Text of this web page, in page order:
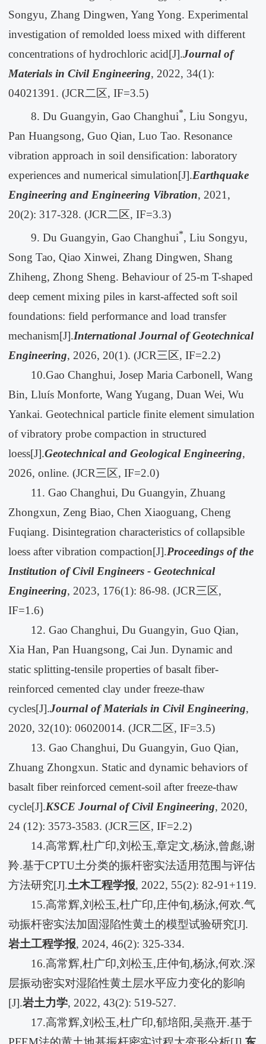
Songyu, Zhang Dingwen, Yang Yong. Experimental
investigation of remolded loess mixed with different
concentrations of hydrochloric acid[J].Journal of
Materials in Civil Engineering, 2022, 34(1):
04021391. (JCR二区, IF=3.5)
8. Du Guangyin, Gao Changhui*, Liu Songyu,
Pan Huangsong, Guo Qian, Luo Tao. Resonance
vibration approach in soil densification: laboratory
experiences and numerical simulation[J].Earthquake
Engineering and Engineering Vibration, 2021,
20(2): 317-328. (JCR二区, IF=3.3)
9. Du Guangyin, Gao Changhui*, Liu Songyu,
Song Tao, Qiao Xinwei, Zhang Dingwen, Shang
Zhiheng, Zhong Sheng. Behaviour of 25-m T-shaped
deep cement mixing piles in karst-affected soft soil
foundations: field performance and load transfer
mechanism[J].International Journal of Geotechnical
Engineering, 2026, 20(1). (JCR三区, IF=2.2)
10.Gao Changhui, Josep Maria Carbonell, Wang
Bin, Lluís Monforte, Wang Yugang, Duan Wei, Wu
Yankai. Geotechnical particle finite element simulation
of vibratory probe compaction in structured
loess[J].Geotechnical and Geological Engineering,
2026, online. (JCR三区, IF=2.0)
11. Gao Changhui, Du Guangyin, Zhuang
Zhongxun, Zeng Biao, Chen Xiaoguang, Cheng
Fuqiang. Disintegration characteristics of collapsible
loess after vibration compaction[J].Proceedings of the
Institution of Civil Engineers - Geotechnical
Engineering, 2023, 176(1): 86-98. (JCR三区,
IF=1.6)
12. Gao Changhui, Du Guangyin, Guo Qian,
Xia Han, Pan Huangsong, Cai Jun. Dynamic and
static splitting-tensile properties of basalt fiber-
reinforced cemented clay under freeze-thaw
cycles[J].Journal of Materials in Civil Engineering,
2020, 32(10): 06020014. (JCR二区, IF=3.5)
13. Gao Changhui, Du Guangyin, Guo Qian,
Zhuang Zhongxun. Static and dynamic behaviors of
basalt fiber reinforced cement-soil after freeze-thaw
cycle[J].KSCE Journal of Civil Engineering, 2020,
24 (12): 3573-3583. (JCR三区, IF=2.2)
14.高常辉,杜广印,刘松玉,章定文,杨泳,曾彪,谢
羚.基于CPTU土分类的振杆密实法适用范围与评估
方法研究[J].土木工程学报, 2022, 55(2): 82-91+119.
15.高常辉,刘松玉,杜广印,庄仲旬,杨泳,何欢.气
动振杆密实法加固湿陷性黄土的模型试验研究[J].
岩土工程学报, 2024, 46(2): 325-334.
16.高常辉,杜广印,刘松玉,庄仲旬,杨泳,何欢.深
层振动密实对湿陷性黄土层水平应力变化的影响
[J].岩土力学, 2022, 43(2): 519-527.
17.高常辉,刘松玉,杜广印,郁培阳,吴燕开.基于